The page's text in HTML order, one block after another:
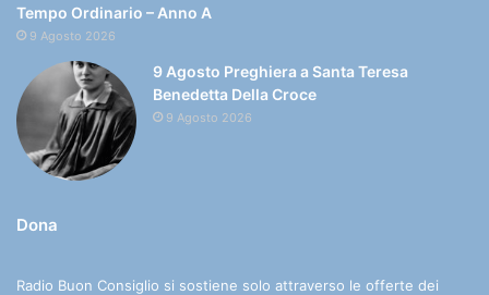
Tempo Ordinario – Anno A
9 Agosto 2026
9 Agosto Preghiera a Santa Teresa
Benedetta Della Croce
9 Agosto 2026
Dona
Radio Buon Consiglio si sostiene solo attraverso le offerte dei